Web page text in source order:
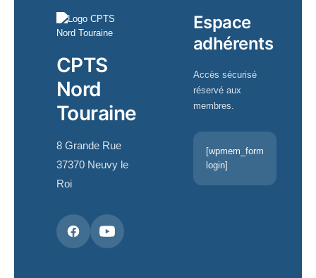
CPTS
Nord
Touraine
8 Grande Rue
37370 Neuvy le
Roi
Espace
adhérents
Accès sécurisé
réservé aux
membres.
[wpmem_form
login]